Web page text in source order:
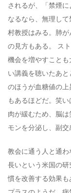
されるが、「禁煙
なるなら、無理し
村教授はみる。肺
の見方もある。 ス
機会を増やすこと
い講義を聴いたあ
のほうが血糖値の
もあるほどだ。笑
肉が緩むため、脳
モンを分泌し、副交
教会に通う人と通
長いという米国の
慣を改善する効果